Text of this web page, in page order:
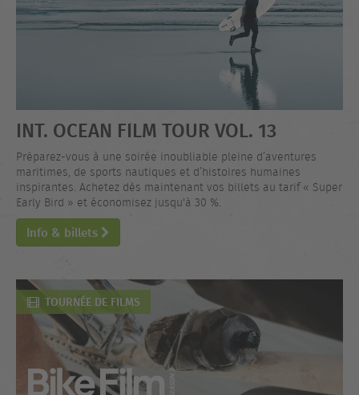
INT. OCEAN FILM TOUR VOL. 13
Préparez-vous à une soirée inoubliable pleine d’aventures
maritimes, de sports nautiques et d’histoires humaines
inspirantes. Achetez dès maintenant vos billets au tarif « Super
Early Bird » et économisez jusqu'à 30 %.
Info & billets
TOURNÉE DE FILMS